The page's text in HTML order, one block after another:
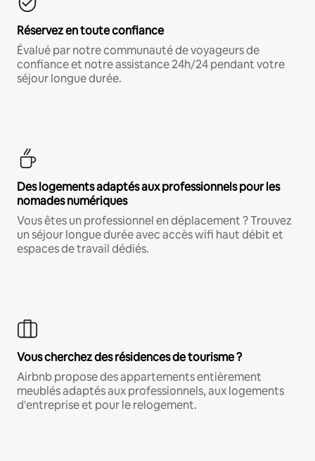
Réservez en toute confiance
Évalué par notre communauté de voyageurs de
confiance et notre assistance 24h/24 pendant votre
séjour longue durée.
Des logements adaptés aux professionnels pour les
nomades numériques
Vous êtes un professionnel en déplacement ? Trouvez
un séjour longue durée avec accès wifi haut débit et
espaces de travail dédiés.
Vous cherchez des résidences de tourisme ?
Airbnb propose des appartements entièrement
meublés adaptés aux professionnels, aux logements
d'entreprise et pour le relogement.